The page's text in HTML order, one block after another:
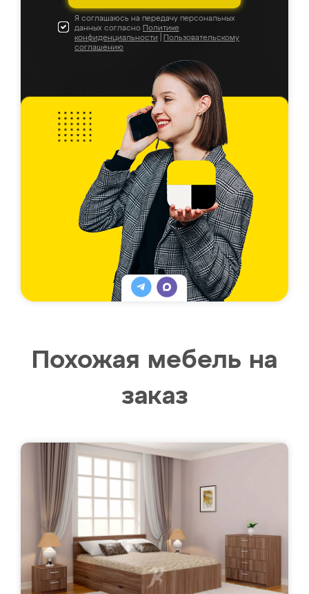
Я соглашаюсь на передачу персональных
данных согласно Политике
конфиденциальности
Пользовательскому
соглашению
Похожая мебель на
заказ